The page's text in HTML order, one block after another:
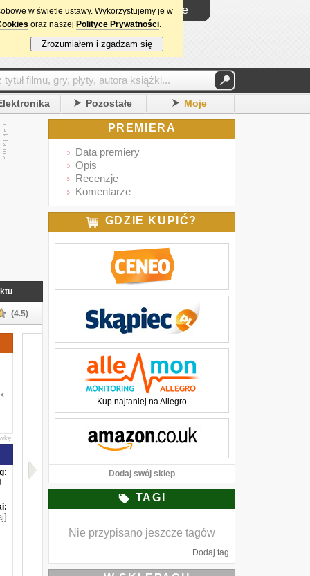
Logowanie
Pozostałe Moje
(4.5)
-
PREMIERA
Data premiery
Opis
Recenzje
Komentarze
GDZIE KUPIĆ?
Kup najtaniej na Allegro
Dodaj swój sklep
TAGI
Nie przypisano jeszcze tagów
Dodaj tag
w świetle ustawy. Wykorzystujemy je w
oraz naszej Polityce Prywatności.
Zrozumiałem i zgadzam się